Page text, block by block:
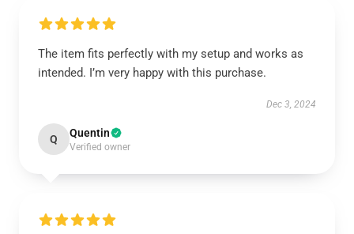
The item fits perfectly with my setup and works as
intended. I’m very happy with this purchase.
Dec 3, 2024
Q Quentin
Verified owner